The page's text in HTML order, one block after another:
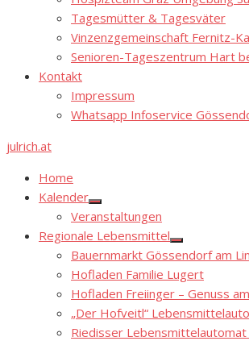
Tagesmütter & Tagesväter
Vinzenzgemeinschaft Fernitz-
Senioren-Tageszentrum Hart
Kontakt
Impressum
Whatsapp Infoservice
julrich.at
Home
Kalender
Show
sub
menu
Veranstaltungen
Regionale Lebensmittel
Show
sub
menu
Bauernmarkt Gössendorf am
Hofladen Familie Lugert
Hofladen Freiinger – Genuss
„Der Hofveitl“
Riedisser